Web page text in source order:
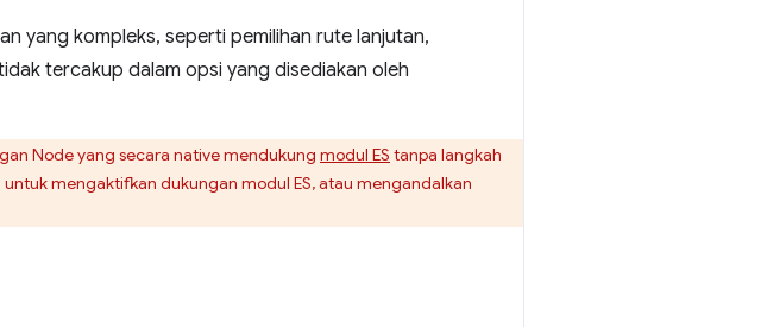
yang kompleks, seperti pemilihan rute lanjutan,
tercakup dalam opsi yang disediakan oleh
Node yang secara native mendukung modul ES tanpa langkah
mengaktifkan dukungan modul ES, atau mengandalkan